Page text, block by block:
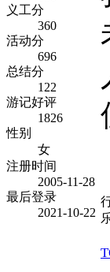
义工分
360
活动分
696
总结分
122
游记好评
1826
性别
女
注册时间
2005-11-28
最后登录
2021-10-22